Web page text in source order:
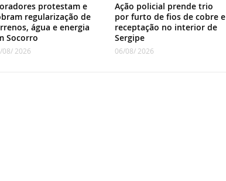
protestam e
regularização de
água e energia
Socorro
08/ 2026
Ação policial prende trio
por furto de fios de cobre e
receptação no interior de
Sergipe
06/08/ 2026